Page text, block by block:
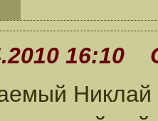
16:10
Никлай